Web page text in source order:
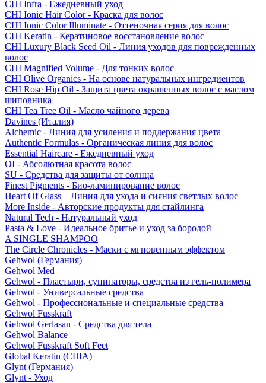
CHI Infra - Ежедневный уход
CHI Ionic Hair Color - Краска для волос
CHI Ionic Color Illuminate - Оттеночная серия для волос
CHI Keratin - Кератиновое восстановление волос
CHI Luxury Black Seed Oil - Линия уходов для поврежденных
волос
CHI Magnified Volume - Для тонких волос
CHI Olive Organics - На основе натуральных ингредиентов
CHI Rose Hip Oil - Защита цвета окрашенных волос с маслом
шиповника
CHI Tea Tree Oil - Масло чайного дерева
Davines (Италия)
Alchemic - Линия для усиления и поддержания цвета
Authentic Formulas - Органическая линия для волос
Essential Haircare - Eжедневный уход
OI - Абсолютная красота волос
SU - Средства для защиты от солнца
Finest Pigments - Био-ламинирование волос
Heart Of Glass – Линия для ухода и сияния светлых волос
More Inside - Авторские продукты для стайлинга
Natural Tech - Натуральный уход
Pasta & Love - Идеальное бритье и уход за бородой
A SINGLE SHAMPOO
The Circle Chronicles - Маски с мгновенным эффектом
Gehwol (Германия)
Gehwol Med
Gehwol - Пластыри, супинаторы, средства из гель-полимера
Gehwol - Универсальные средства
Gehwol - Профессиональные и специальные средства
Gehwol Fusskraft
Gehwol Gerlasan - Средства для тела
Gehwol Balance
Gehwol Fusskraft Soft Feet
Global Keratin (США)
Glynt (Германия)
Glynt - Уход